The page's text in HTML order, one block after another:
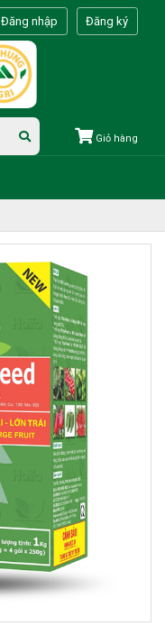
Đăng nhập Đăng ký
Giỏ hàng